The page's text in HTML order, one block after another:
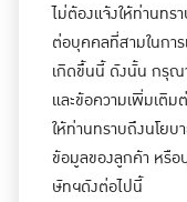
ไม่ต้องแจ้งให้ท่านทร
ต่อบุคคลที่สามในกา
เกิดขึ้นนี้ ดังนั้น กรุณ
และข้อความเพิ่มเติ
ให้ท่านทราบถึงนโย
ข้อมูลของลูกค้า หรือ
ษัทฯดังต่อไปนี้